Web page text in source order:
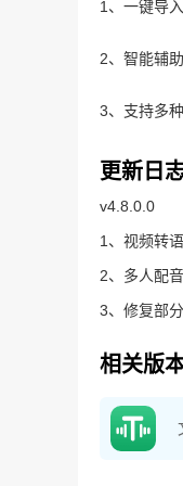
1、一键导
2、智能辅
3、支持多
更新日
v4.8.0.0
1、视频转
2、多人配
3、修复部
相关版